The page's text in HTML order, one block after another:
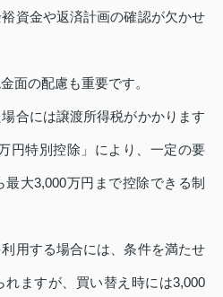
資金や返済計画の確認が欠かせ
面の配慮も重要です。
合には譲渡所得税がかかります
円特別控除」により、一定の要
大3,000万円まで控除できる制
用する場合には、条件を満たせ
ますが、買い替え時には3,000